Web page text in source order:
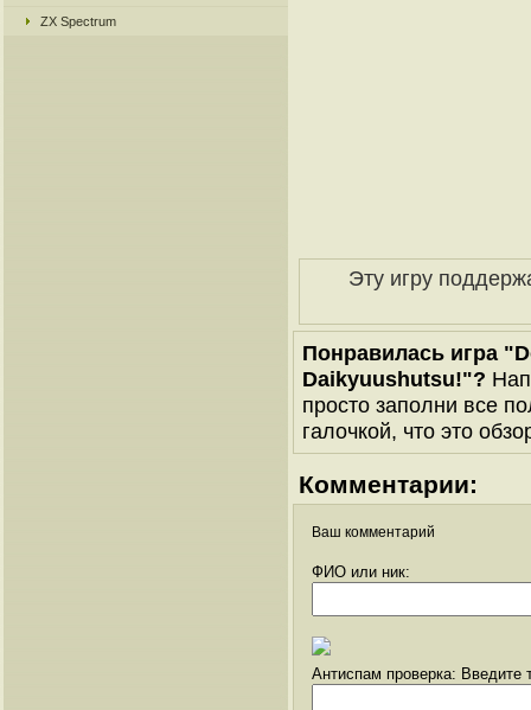
ZX Spectrum
Эту игру
Понравилась игра
Daikyuushutsu!"?
просто заполни все
галочкой, что это
Комментарии:
Ваш комментарий
ФИО или ник:
Антиспам проверка: Введите